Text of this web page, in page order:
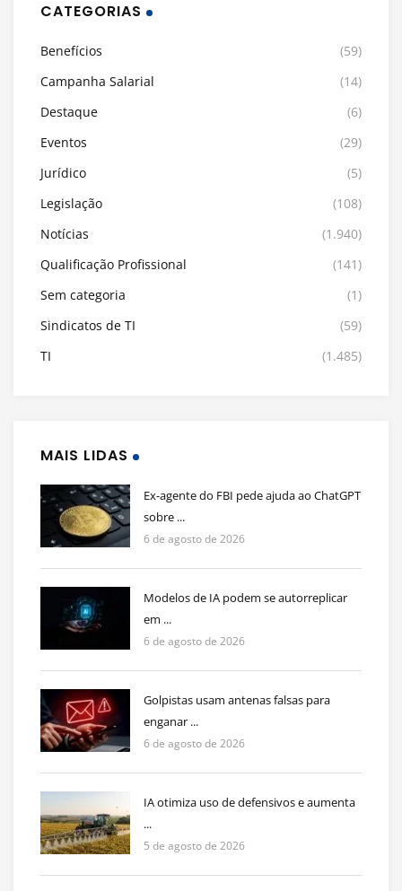
CATEGORIAS
Benefícios
(59)
Campanha Salarial
(14)
Destaque
(6)
Eventos
(29)
Jurídico
(5)
Legislação
(108)
Notícias
(1.940)
Qualificação Profissional
(141)
Sem categoria
(1)
Sindicatos de TI
(59)
TI
(1.485)
MAIS LIDAS
Ex-agente do FBI pede ajuda ao ChatGPT
sobre ...
6 de agosto de 2026
Modelos de IA podem se autorreplicar
em ...
6 de agosto de 2026
Golpistas usam antenas falsas para
enganar ...
6 de agosto de 2026
IA otimiza uso de defensivos e aumenta
...
5 de agosto de 2026